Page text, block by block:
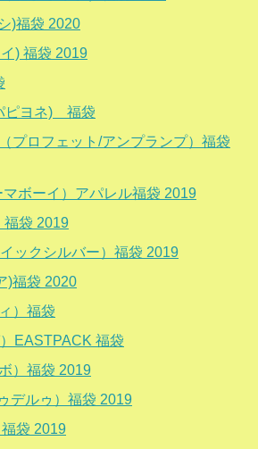
)福袋 2020
) 福袋 2019
ピヨネ) 福袋
プロフェット/アンプランプ）福袋
ボーイ）アパレル福袋 2019
福袋 2019
ックシルバー）福袋 2019
)福袋 2020
）福袋
EASTPACK 福袋
）福袋 2019
デルゥ）福袋 2019
袋 2019